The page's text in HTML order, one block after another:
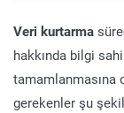
Veri kurtarma
hakkında bilgi
tamamlanmasına
gerekenler şu